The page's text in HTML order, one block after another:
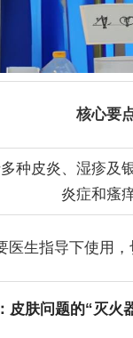
核心要
种皮炎、湿疹及
炎症和瘙痒
医生指导下使用，
皮肤问题的“灭火